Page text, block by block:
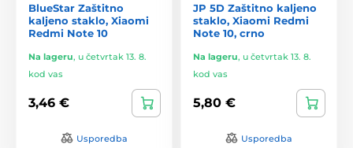
BlueStar Zaštitno
kaljeno staklo, Xiaomi
Redmi Note 10
Na lageru, u četvrtak 13. 8.
kod vas
3,46 €
Usporedba
JP 5D Zaštitno kaljeno
staklo, Xiaomi Redmi
Note 10, crno
Na lageru, u četvrtak 13. 8.
kod vas
5,80 €
Usporedba